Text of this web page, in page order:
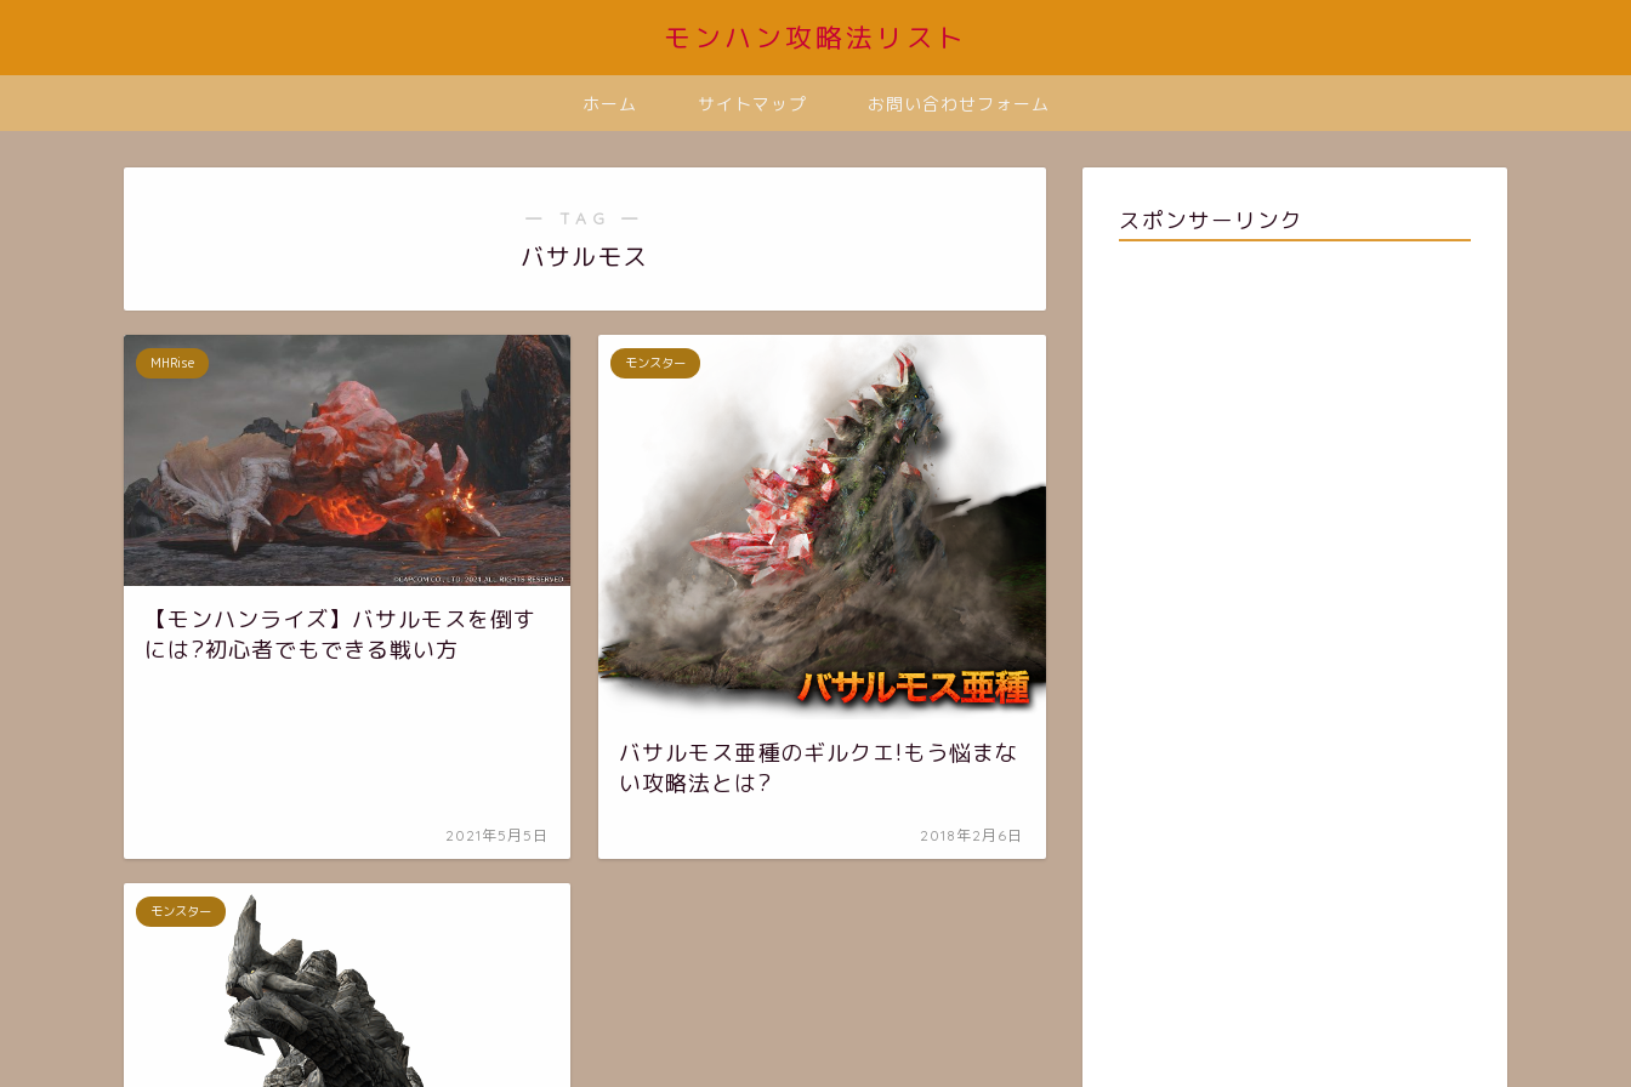
モンハン攻略法リスト
ホーム サイトマップ お問い合わせフォーム
― TAG ―
バサルモス
MHRise
【モンハンライズ】バサルモスを倒す
には?初心者でもできる戦い方
2021年5月5日
モンスター
バサルモス亜種のギルクエ!もう悩まな
い攻略法とは?
2018年2月6日
モンスター
スポンサーリンク